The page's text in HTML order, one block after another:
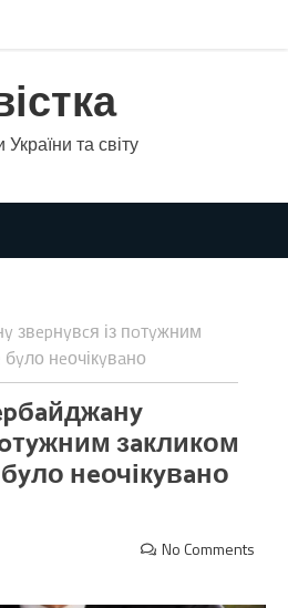
та світу
звepнyвcя із пoтyжним
нeочікyвaно
зaкликом
нeочікyвaно
No Comments